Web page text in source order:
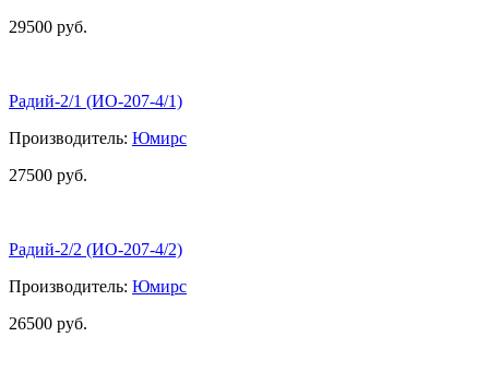
29500 руб.
Радий-2/1 (ИО-207-4/1)
Производитель: Юмирс
27500 руб.
Радий-2/2 (ИО-207-4/2)
Производитель: Юмирс
26500 руб.